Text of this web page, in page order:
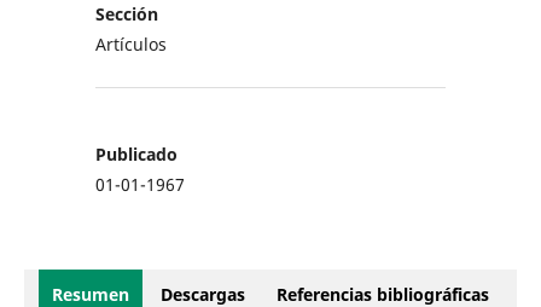
Sección
Artículos
Publicado
01-01-1967
Resumen Descargas Referencias bibliográficas